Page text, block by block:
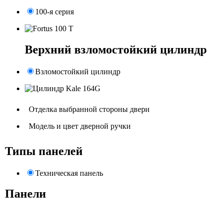
100-я серия
Верхний взломостойкий цилиндр
Взломостойкий цилиндр
Отделка выбранной стороны двери
Модель и цвет дверной ручки
Типы панелей
Техническая панель
Панели